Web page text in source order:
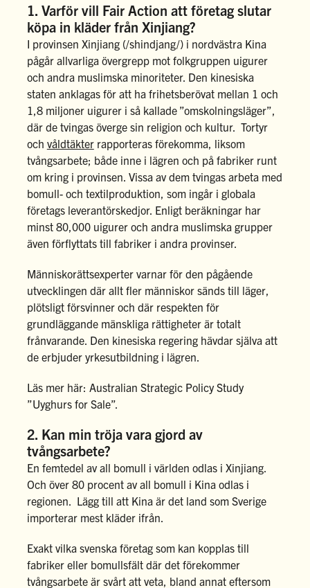
1. Varför vill Fair Action att företag slutar
köpa in kläder från Xinjiang?
I provinsen Xinjiang (/shindjang/) i nordvästra Kina
pågår allvarliga övergrepp mot folkgruppen uigurer
och andra muslimska minoriteter. Den kinesiska
staten anklagas för att ha frihetsberövat mellan 1 och
1,8 miljoner uigurer i så kallade ”omskolningsläger”,
där de tvingas överge sin religion och kultur. Tortyr
och våldtäkter rapporteras förekomma, liksom
tvångsarbete; både inne i lägren och på fabriker runt
om kring i provinsen. Vissa av dem tvingas arbeta med
bomull- och textilproduktion, som ingår i globala
företags leverantörskedjor. Enligt beräkningar har
minst 80,000 uigurer och andra muslimska grupper
även förflyttats till fabriker i andra provinser.
Människorättsexperter varnar för den pågående
utvecklingen där allt fler människor sänds till läger,
plötsligt försvinner och där respekten för
grundläggande mänskliga rättigheter är totalt
frånvarande. Den kinesiska regering hävdar själva att
de erbjuder yrkesutbildning i lägren.
Läs mer här: Australian Strategic Policy Study
”Uyghurs for Sale”.
2. Kan min tröja vara gjord av
tvångsarbete?
En femtedel av all bomull i världen odlas i Xinjiang.
Och över 80 procent av all bomull i Kina odlas i
regionen. Lägg till att Kina är det land som Sverige
importerar mest kläder ifrån.
Exakt vilka svenska företag som kan kopplas till
fabriker eller bomullsfält där det förekommer
tvångsarbete är svårt att veta, bland annat eftersom